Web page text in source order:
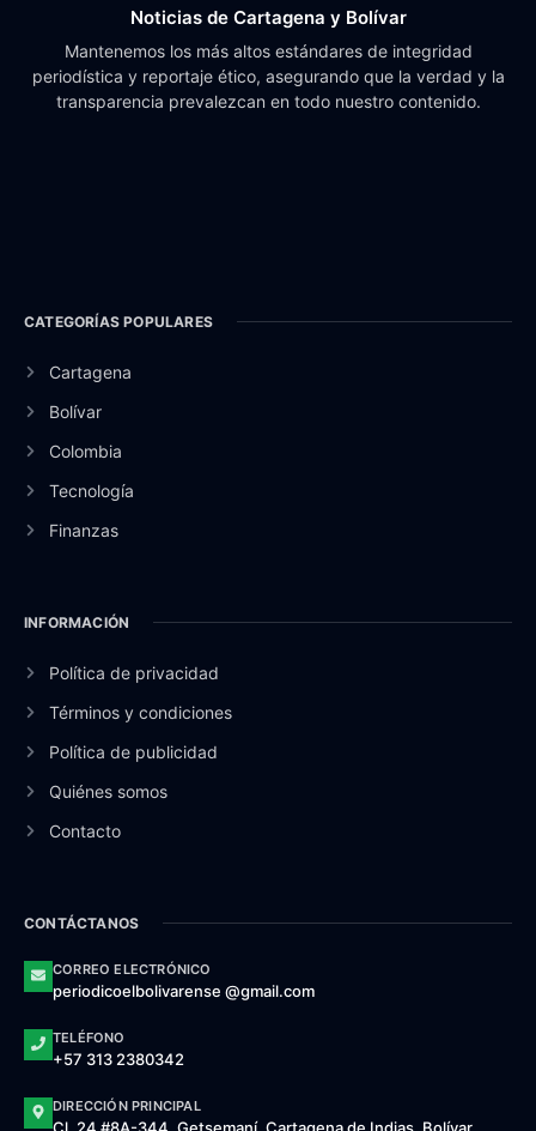
Noticias de Cartagena y Bolívar
Mantenemos los más altos estándares de integridad
periodística y reportaje ético, asegurando que la verdad y la
transparencia prevalezcan en todo nuestro contenido.
CATEGORÍAS POPULARES
Cartagena
Bolívar
Colombia
Tecnología
Finanzas
INFORMACIÓN
Política de privacidad
Términos y condiciones
Política de publicidad
Quiénes somos
Contacto
CONTÁCTANOS
CORREO ELECTRÓNICO
periodicoelbolivarense @gmail.com
TELÉFONO
+57 313 2380342
DIRECCIÓN PRINCIPAL
Cl. 24 #8A-344, Getsemaní, Cartagena de Indias, Bolívar